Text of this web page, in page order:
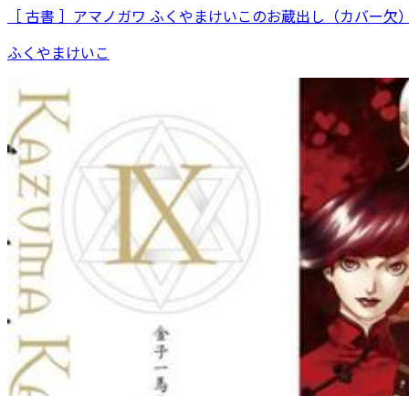
［ 古書 ］アマノガワ ふくやまけいこのお蔵出し（カバー欠
ふくやまけいこ